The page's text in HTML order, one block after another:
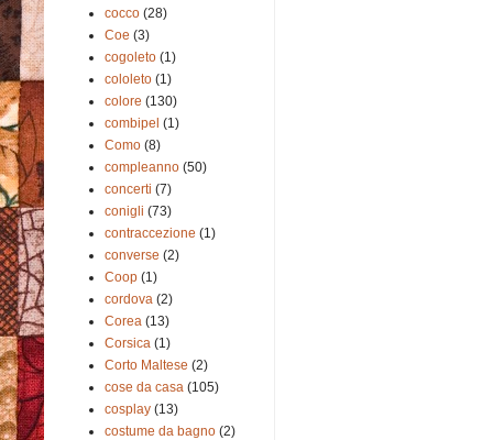
cocco (28)
Coe (3)
cogoleto (1)
cololeto (1)
colore (130)
combipel (1)
Como (8)
compleanno (50)
concerti (7)
conigli (73)
contraccezione (1)
converse (2)
Coop (1)
cordova (2)
Corea (13)
Corsica (1)
Corto Maltese (2)
cose da casa (105)
cosplay (13)
costume da bagno (2)